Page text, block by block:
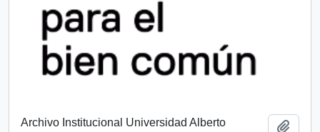
Archivo Institucional Universidad Alberto